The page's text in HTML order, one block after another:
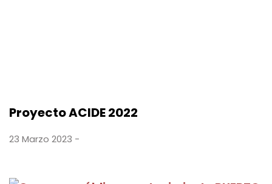
Proyecto ACIDE 2022
23 Marzo 2023 -